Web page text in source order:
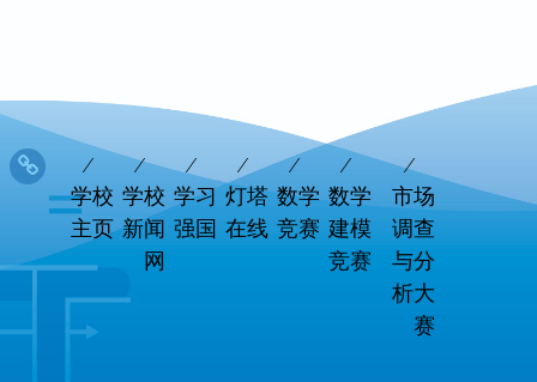
学校
主页
学校
新闻
网
学习
强国
灯塔
在线
数学
竞赛
数学
建模
竞赛
市场
调查
与分
析大
赛